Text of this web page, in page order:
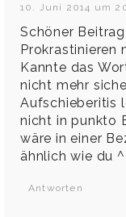
10. Juni 2014 um
Schöner
Kannte das
nicht mehr
Aufschieberitis
nicht in punkto
wäre in einer
ähnlich wie du
Antworten